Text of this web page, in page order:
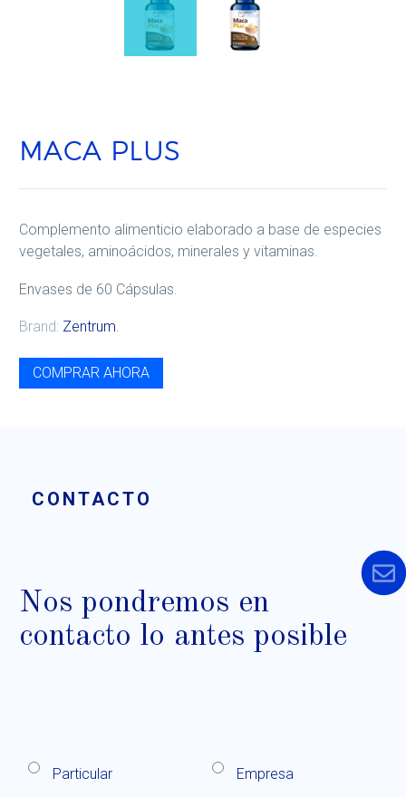
MACA PLUS
Complemento alimenticio elaborado a base de especies
vegetales, aminoácidos, minerales y vitaminas.
Envases de 60 Cápsulas.
Brand: Zentrum.
COMPRAR AHORA
CONTACTO
Nos pondremos en
contacto lo antes posible
Particular Empresa